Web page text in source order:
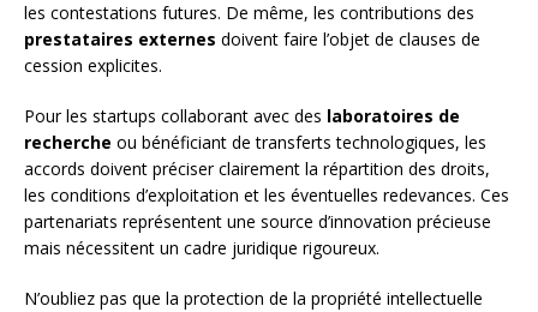
les contestations futures. De même, les contributions des
prestataires externes doivent faire l’objet de clauses de
cession explicites.
Pour les startups collaborant avec des laboratoires de
recherche ou bénéficiant de transferts technologiques, les
accords doivent préciser clairement la répartition des droits,
les conditions d’exploitation et les éventuelles redevances. Ces
partenariats représentent une source d’innovation précieuse
mais nécessitent un cadre juridique rigoureux.
N’oubliez pas que la protection de la propriété intellectuelle